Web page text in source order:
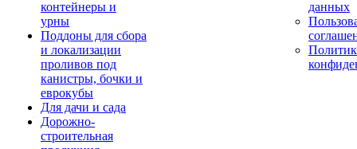
контейнеры и
урны
Поддоны для сбора
и локализации
проливов под
канистры, бочки и
еврокубы
Для дачи и сада
Дорожно-
строительная
данных